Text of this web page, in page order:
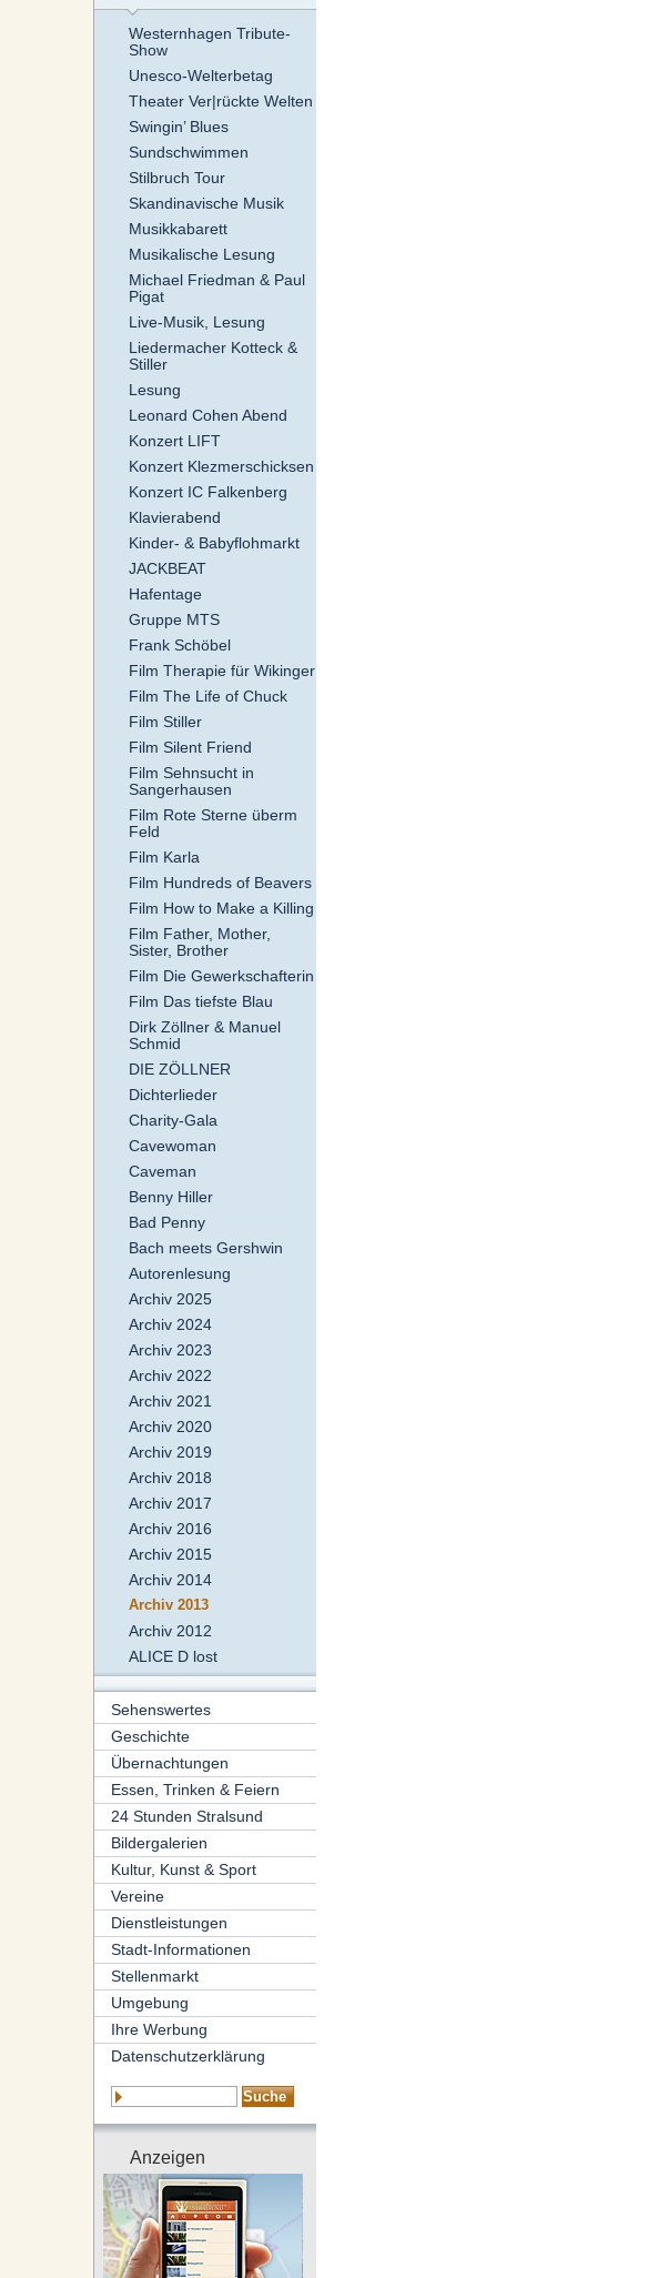
Westernhagen Tribute-
Show
Unesco-Welterbetag
Theater Ver|rückte Welten
Swingin’ Blues
Sundschwimmen
Stilbruch Tour
Skandinavische Musik
Musikkabarett
Musikalische Lesung
Michael Friedman & Paul
Pigat
Live-Musik, Lesung
Liedermacher Kotteck &
Stiller
Lesung
Leonard Cohen Abend
Konzert LIFT
Konzert Klezmerschicksen
Konzert IC Falkenberg
Klavierabend
Kinder- & Babyflohmarkt
JACKBEAT
Hafentage
Gruppe MTS
Frank Schöbel
Film Therapie für Wikinger
Film The Life of Chuck
Film Stiller
Film Silent Friend
Film Sehnsucht in
Sangerhausen
Film Rote Sterne überm
Feld
Film Karla
Film Hundreds of Beavers
Film How to Make a Killing
Film Father, Mother,
Sister, Brother
Film Die Gewerkschafterin
Film Das tiefste Blau
Dirk Zöllner & Manuel
Schmid
DIE ZÖLLNER
Dichterlieder
Charity-Gala
Cavewoman
Caveman
Benny Hiller
Bad Penny
Bach meets Gershwin
Autorenlesung
Archiv 2025
Archiv 2024
Archiv 2023
Archiv 2022
Archiv 2021
Archiv 2020
Archiv 2019
Archiv 2018
Archiv 2017
Archiv 2016
Archiv 2015
Archiv 2014
Archiv 2013
Archiv 2012
ALICE D lost
Sehenswertes
Geschichte
Übernachtungen
Essen, Trinken & Feiern
24 Stunden Stralsund
Bildergalerien
Kultur, Kunst & Sport
Vereine
Dienstleistungen
Stadt-Informationen
Stellenmarkt
Umgebung
Ihre Werbung
Datenschutzerklärung
Anzeigen